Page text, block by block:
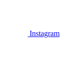
Instagram